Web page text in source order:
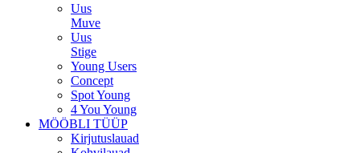
Uus
Muve
Uus
Stige
Young Users
Concept
Spot Young
4 You Young
MÖÖBLI TÜÜP
Kirjutuslauad